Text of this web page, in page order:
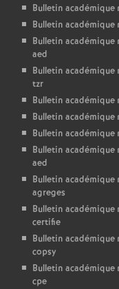
Bulletin académique
Bulletin académique
Bulletin académique
aed
Bulletin académique
tzr
Bulletin académique
Bulletin académique
Bulletin académique
Bulletin académique
aed
Bulletin académique
agreges
Bulletin académique
certifie
Bulletin académique
copsy
Bulletin académique
cpe